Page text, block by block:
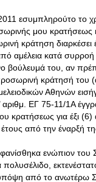
εσυμπληρούτο το
μου κρατήσεως
κράτηση διαρκέσει
αμέλεια κατά συρροή
βούλευμά του, αν
κράτησή
Αθηνών
ΕΓ 75-11/1Α
κρατήσεως για έξι
από την έναρξή
ενώπιον του
πολυσέλιδο,
από το ανωτέρω